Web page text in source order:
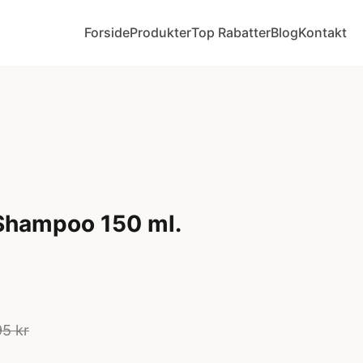
ForsideProdukterTop RabatterBlogKontakt
150 ml.
kr